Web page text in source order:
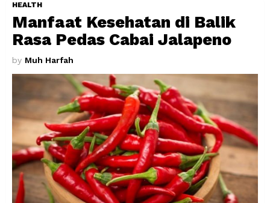
HEALTH
Manfaat Kesehatan di Balik
Rasa Pedas Cabai Jalapeno
by Muh Harfah